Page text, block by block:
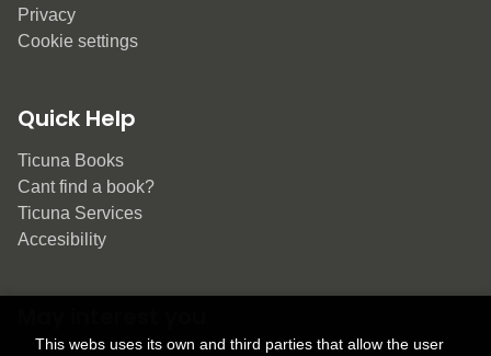
Privacy
Cookie settings
Quick Help
Ticuna Books
Cant find a book?
Ticuna Services
Accesibility
This webs uses its own and third parties that allow the user